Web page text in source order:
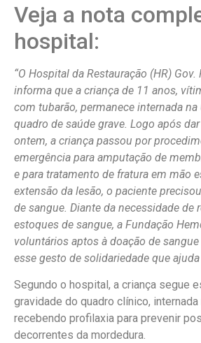
Veja a nota
hospital:
“O Hospital da Restauração (HR) Gov.
informa que a criança de 11 anos,
com tubarão, permanece internada na
quadro de saúde grave. Logo após
ontem, a criança passou por
emergência para amputação de
e para tratamento de fratura em mão
extensão da lesão, o paciente
de sangue. Diante da necessidade de
estoques de sangue, a Fundação
voluntários aptos à doação de
esse gesto de solidariedade que
Segundo o hospital, a criança segue
gravidade do quadro clínico,
recebendo profilaxia para prevenir
decorrentes da mordedura.